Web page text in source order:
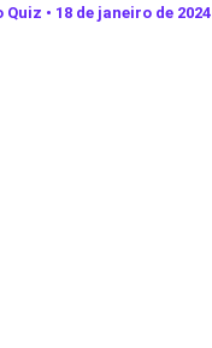
Quiz • 18 de janeiro de 2024